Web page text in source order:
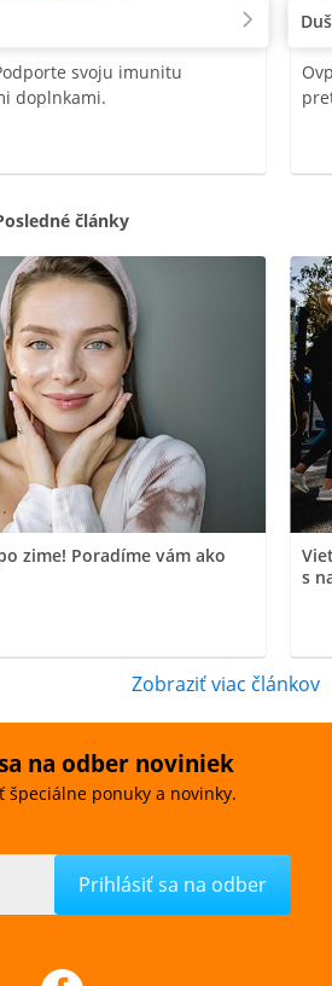
svoju imunitu
doplnkami.
články
zime! Poradíme vám ako
s
Zobraziť viac článkov
na odber noviniek
špeciálne ponuky a novinky.